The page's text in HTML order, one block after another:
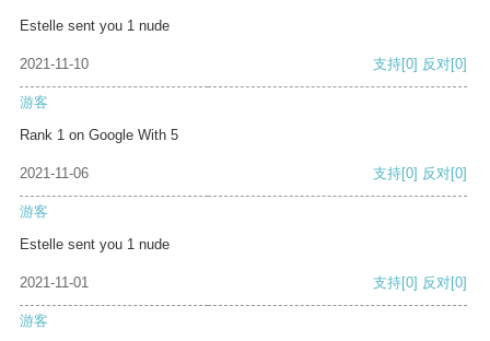
Estelle sent you 1 nude
2021-11-10 支持[0] 反对[0]
游客
Rank 1 on Google With 5
2021-11-06 支持[0] 反对[0]
游客
Estelle sent you 1 nude
2021-11-01 支持[0] 反对[0]
游客